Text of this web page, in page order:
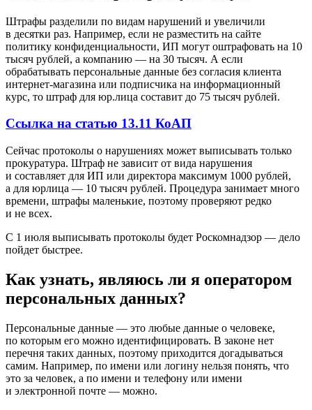
Штрафы разделили по видам нарушений и увеличили
в десятки раз. Например, если не разместить на сайте
политику конфиденциальности, ИП могут оштрафовать на 10
тысяч рублей, а компанию — на 30 тысяч. А если
обрабатывать персональные данные без согласия клиента
интернет-магазина или подписчика на информационный
курс, то штраф для юр.лица составит до 75 тысяч рублей.
Ссылка на статью 13.11 КоАП
Сейчас протоколы о нарушениях может выписывать только
прокуратура. Штраф не зависит от вида нарушения
и составляет для ИП или директора максимум 1000 рублей,
а для юрлица — 10 тысяч рублей. Процедура занимает много
времени, штрафы маленькие, поэтому проверяют редко
и не всех.
С 1 июля выписывать протоколы будет Роскомнадзор — дело
пойдет быстрее.
Как узнать, являюсь ли я оператором
персональных данных?
Персональные данные — это любые данные о человеке,
по которым его можно идентифицировать. В законе нет
перечня таких данных, поэтому приходится догадываться
самим. Например, по имени или логину нельзя понять, что
это за человек, а по имени и телефону или имени
и электронной почте — можно.